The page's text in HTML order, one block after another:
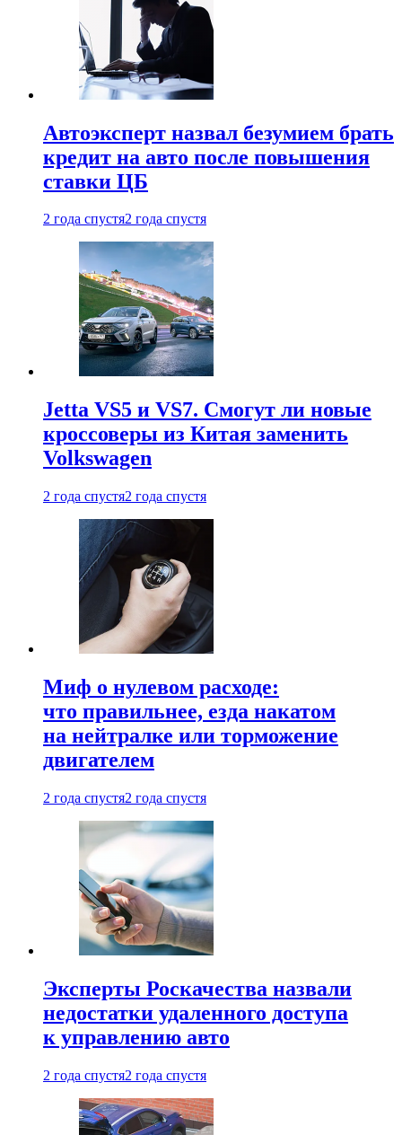
Автоэксперт назвал безумием брать
кредит на авто после повышения
ставки ЦБ
2 года спустя2 года спустя
Jetta VS5 и VS7. Смогут ли новые
кроссоверы из Китая заменить
Volkswagen
2 года спустя2 года спустя
Миф о нулевом расходе:
что правильнее, езда накатом
на нейтралке или торможение
двигателем
2 года спустя2 года спустя
Эксперты Роскачества назвали
недостатки удаленного доступа
к управлению авто
2 года спустя2 года спустя